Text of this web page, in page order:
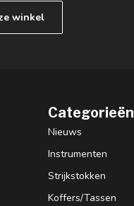
winkel
Categorieën
Nieuws
Instrumenten
Strijkstokken
Koffers/Tassen